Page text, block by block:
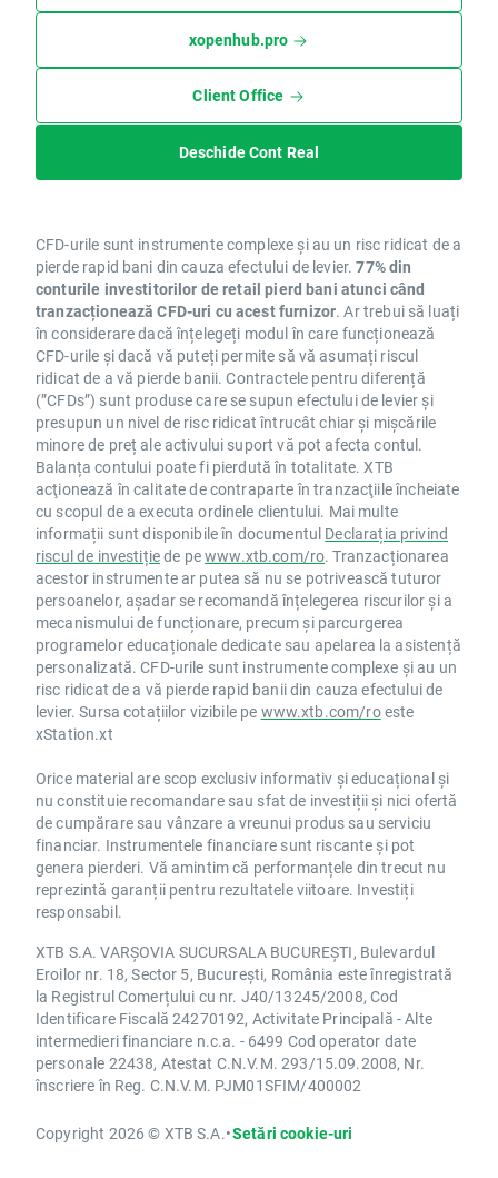
xopenhub.pro
Client Office
Deschide Cont Real
CFD-urile sunt instrumente complexe și au un risc ridicat de a
pierde rapid bani din cauza efectului de levier.77% din
conturile investitorilor de retail pierd bani atunci când
tranzacționează CFD-uri cu acest furnizor. Ar trebui să luați
în considerare dacă înțelegeți modul în care funcționează
CFD-urile și dacă vă puteți permite să vă asumați riscul
ridicat de a vă pierde banii. Contractele pentru diferență
(”CFDs”) sunt produse care se supun efectului de levier și
presupun un nivel de risc ridicat întrucât chiar și mișcările
minore de preț ale activului suport vă pot afecta contul.
Balanța contului poate fi pierdută în totalitate. XTB
acţionează în calitate de contraparte în tranzacţiile încheiate
cu scopul de a executa ordinele clientului. Mai multe
informații sunt disponibile în documentul Declarația privind
riscul de investițiede pewww.xtb.com/ro. Tranzacționarea
acestor instrumente ar putea să nu se potrivească tuturor
persoanelor, așadar se recomandă înțelegerea riscurilor și a
mecanismului de funcționare, precum și parcurgerea
programelor educaționale dedicate sau apelarea la asistență
personalizată. CFD-urile sunt instrumente complexe și au un
risc ridicat de a vă pierde rapid banii din cauza efectului de
levier. Sursa cotațiilor vizibile pe www.xtb.com/roeste
xStation.xt
Orice material are scop exclusiv informativ și educațional și
nu constituie recomandare sau sfat de investiții și nici ofertă
de cumpărare sau vânzare a vreunui produs sau serviciu
financiar. Instrumentele financiare sunt riscante și pot
genera pierderi. Vă amintim că performanțele din trecut nu
reprezintă garanții pentru rezultatele viitoare. Investiți
responsabil.
XTB S.A. VARȘOVIA SUCURSALA BUCUREȘTI, Bulevardul
Eroilor nr. 18, Sector 5, București, România este înregistrată
la Registrul Comerțului cu nr. J40/13245/2008, Cod
Identificare Fiscală 24270192, Activitate Principală - Alte
intermedieri financiare n.c.a. - 6499 Cod operator date
personale 22438, Atestat C.N.V.M. 293/15.09.2008, Nr.
înscriere în Reg. C.N.V.M. PJM01SFIM/400002
Copyright 2026 © XTB S.A.•Setări cookie-uri